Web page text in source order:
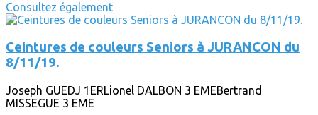
Consultez également
Ceintures de couleurs Seniors à JURANCON du
8/11/19.
Joseph GUEDJ 1ERLionel DALBON 3 EMEBertrand
MISSEGUE 3 EME